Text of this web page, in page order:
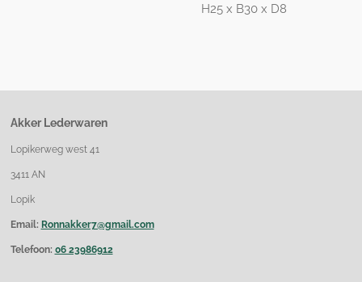
H25 x B30 x D8
Akker Lederwaren
Lopikerweg west 41
3411 AN
Lopik
Email: Ronnakker7@gmail.com
Telefoon: 06 23986912